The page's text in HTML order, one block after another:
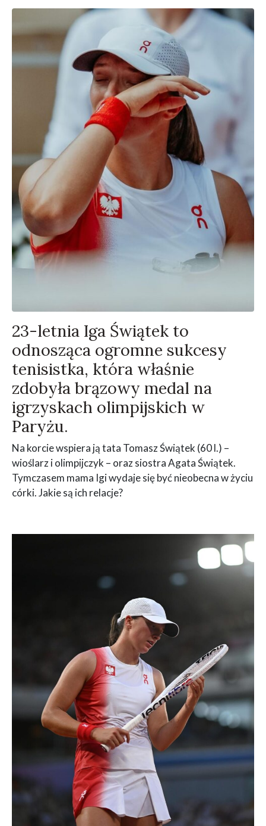
23-letnia Iga Świątek to
odnosząca ogromne sukcesy
tenisistka, która właśnie
zdobyła brązowy medal na
igrzyskach olimpijskich w
Paryżu.
Na korcie wspiera ją tata Tomasz Świątek (60 l.) –
wioślarz i olimpijczyk – oraz siostra Agata Świątek.
Tymczasem mama Igi wydaje się być nieobecna w życiu
córki. Jakie są ich relacje?